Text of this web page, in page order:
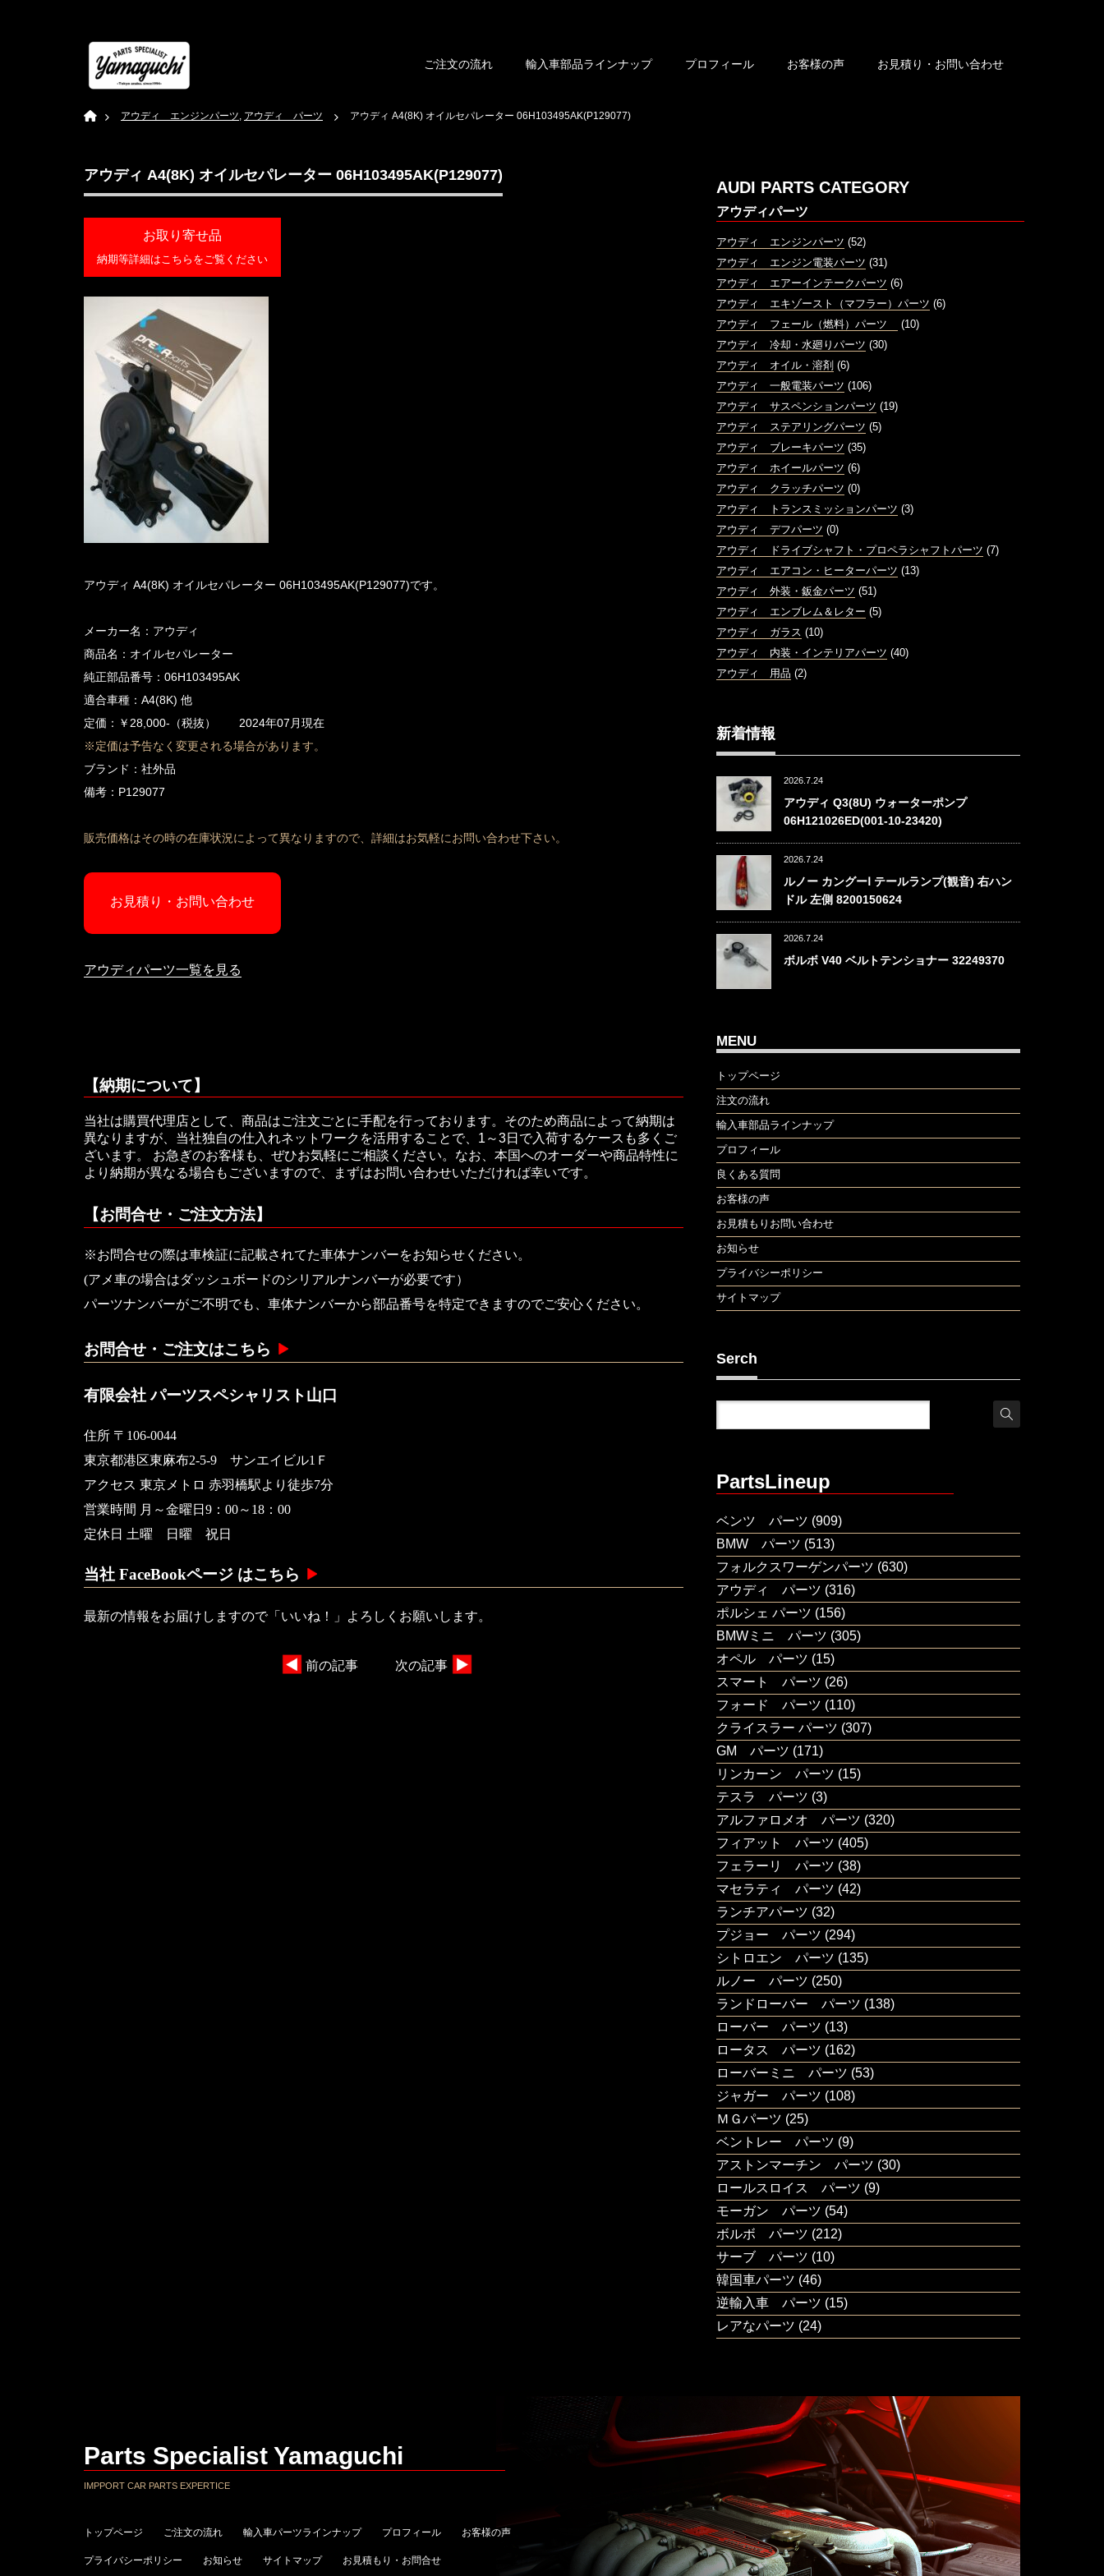
ご注文の流れ 輸入車部品ラインナップ プロフィール お客様の声 お見積り・お問い合わせ
Home アウディ エンジンパーツ, アウディ パーツ アウディ A4(8K) オイルセパレーター 06H103495AK(P129077)
アウディ A4(8K) オイルセパレーター 06H103495AK(P129077)
お取り寄せ品
納期等詳細はこちらをご覧ください
アウディ A4(8K) オイルセパレーター 06H103495AK(P129077)です。
メーカー名：アウディ
商品名：オイルセパレーター
純正部品番号：06H103495AK
適合車種：A4(8K) 他
定価：￥28,000-（税抜） 2024年07月現在
※定価は予告なく変更される場合があります。
ブランド：社外品
備考：P129077
販売価格はその時の在庫状況によって異なりますので、詳細はお気軽にお問い合わせ下さい。
お見積り・お問い合わせ
アウディパーツ一覧を見る
【納期について】
当社は購買代理店として、商品はご注文ごとに手配を行っております。そのため商品によって納期は
異なりますが、当社独自の仕入れネットワークを活用することで、1～3日で入荷するケースも多くご
ざいます。 お急ぎのお客様も、ぜひお気軽にご相談ください。なお、本国へのオーダーや商品特性に
より納期が異なる場合もございますので、まずはお問い合わせいただければ幸いです。
【お問合せ・ご注文方法】
※お問合せの際は車検証に記載されてた車体ナンバーをお知らせください。
(アメ車の場合はダッシュボードのシリアルナンバーが必要です）
パーツナンバーがご不明でも、車体ナンバーから部品番号を特定できますのでご安心ください。
お問合せ・ご注文はこちら
有限会社 パーツスペシャリスト山口
住所 〒106-0044
東京都港区東麻布2-5-9 サンエイビル1Ｆ
アクセス 東京メトロ 赤羽橋駅より徒歩7分
営業時間 月～金曜日9：00～18：00
定休日 土曜 日曜 祝日
当社 FaceBookページ はこちら
最新の情報をお届けしますので「いいね！」よろしくお願いします。
前の記事 次の記事
AUDI PARTS CATEGORY
アウディパーツ
アウディ エンジンパーツ (52)
アウディ エンジン電装パーツ (31)
アウディ エアーインテークパーツ (6)
アウディ エキゾースト（マフラー）パーツ (6)
アウディ フェール（燃料）パーツ
(10)
アウディ 冷却・水廻りパーツ (30)
アウディ オイル・溶剤 (6)
アウディ 一般電装パーツ (106)
アウディ サスペンションパーツ (19)
アウディ ステアリングパーツ (5)
アウディ ブレーキパーツ (35)
アウディ ホイールパーツ (6)
アウディ クラッチパーツ (0)
アウディ トランスミッションパーツ (3)
アウディ デフパーツ (0)
アウディ ドライブシャフト・プロペラシャフトパーツ (7)
アウディ エアコン・ヒーターパーツ (13)
アウディ 外装・鈑金パーツ (51)
アウディ エンブレム＆レター (5)
アウディ ガラス (10)
アウディ 内装・インテリアパーツ (40)
アウディ 用品 (2)
新着情報
2026.7.24
アウディ Q3(8U) ウォーターポンプ
06H121026ED(001-10-23420)
2026.7.24
ルノー カングーⅠ テールランプ(観音) 右ハン
ドル 左側 8200150624
2026.7.24
ボルボ V40 ベルトテンショナー 32249370
MENU
トップページ
注文の流れ
輸入車部品ラインナップ
プロフィール
良くある質問
お客様の声
お見積もりお問い合わせ
お知らせ
プライバシーポリシー
サイトマップ
Serch
PartsLineup
ベンツ パーツ (909)
BMW パーツ (513)
フォルクスワーゲンパーツ (630)
アウディ パーツ (316)
ポルシェ パーツ (156)
BMWミニ パーツ (305)
オペル パーツ (15)
スマート パーツ (26)
フォード パーツ (110)
クライスラー パーツ (307)
GM パーツ (171)
リンカーン パーツ (15)
テスラ パーツ (3)
アルファロメオ パーツ (320)
フィアット パーツ (405)
フェラーリ パーツ (38)
マセラティ パーツ (42)
ランチアパーツ (32)
プジョー パーツ (294)
シトロエン パーツ (135)
ルノー パーツ (250)
ランドローバー パーツ (138)
ローバー パーツ (13)
ロータス パーツ (162)
ローバーミニ パーツ (53)
ジャガー パーツ (108)
ＭＧパーツ (25)
ベントレー パーツ (9)
アストンマーチン パーツ (30)
ロールスロイス パーツ (9)
モーガン パーツ (54)
ボルボ パーツ (212)
サーブ パーツ (10)
韓国車パーツ (46)
逆輸入車 パーツ (15)
レアなパーツ (24)
Parts Specialist Yamaguchi
IMPPORT CAR PARTS EXPERTICE
トップページ ご注文の流れ 輸入車パーツラインナップ プロフィール お客様の声
プライバシーポリシー お知らせ サイトマップ お見積もり・お問合せ